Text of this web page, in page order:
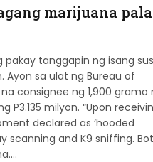
marijuana pala
tanggapin ng isang
Ayon sa ulat ng Bureau of
consignee ng 1,900 gramo
P3.135 milyon. “Upon
declared as ‘hooded
scanning and K9 sniffing.